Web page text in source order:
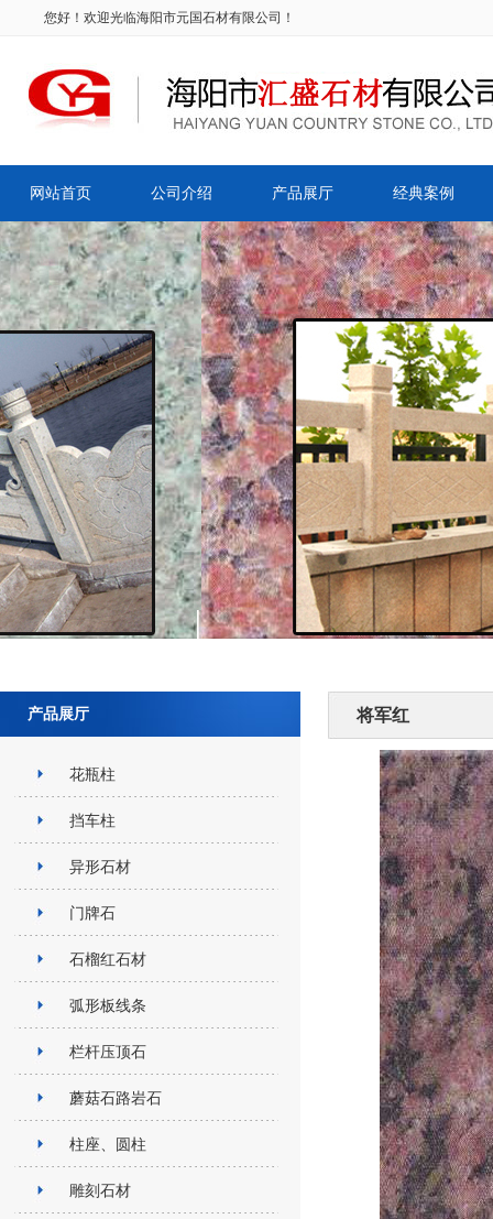
您好！欢迎光临海阳市元国石材有限公司！
网站首页 公司介绍 产品展厅 经典案例
产品展厅
花瓶柱
挡车柱
异形石材
门牌石
石榴红石材
弧形板线条
栏杆压顶石
蘑菇石路岩石
柱座、圆柱
雕刻石材
将军红